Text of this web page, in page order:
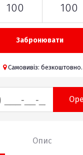
100 100
Забронювати
Самовивіз: безкоштовно.
Опис